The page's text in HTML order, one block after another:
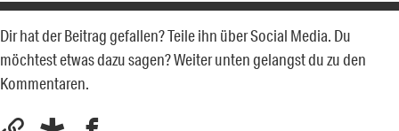
Dir hat der Beitrag gefallen? Teile ihn über Social Media. Du
möchtest etwas dazu sagen? Weiter unten gelangst du zu den
Kommentaren.